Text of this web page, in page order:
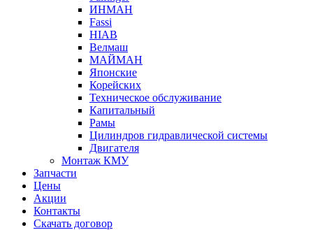
ИНМАН
Fassi
HIAB
Велмаш
МАЙМАН
Японские
Корейских
Техническое обслуживание
Капитальный
Рамы
Цилиндров гидравлической системы
Двигателя
Монтаж КМУ
Запчасти
Цены
Акции
Контакты
Скачать договор